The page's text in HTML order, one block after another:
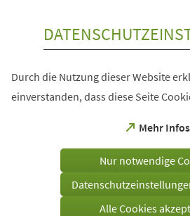
Durch die Nutzung dieser Website
einverstanden, dass diese Seite
Mehr Infos
(Öffnet
einem
Tab)
Nur notwendige
Alle Cookies